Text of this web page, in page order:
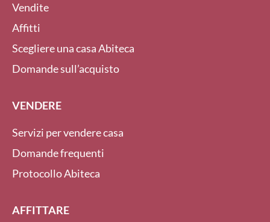
Vendite
Affitti
Scegliere una casa Abiteca
Domande sull’acquisto
VENDERE
Servizi per vendere casa
Domande frequenti
Protocollo Abiteca
AFFITTARE